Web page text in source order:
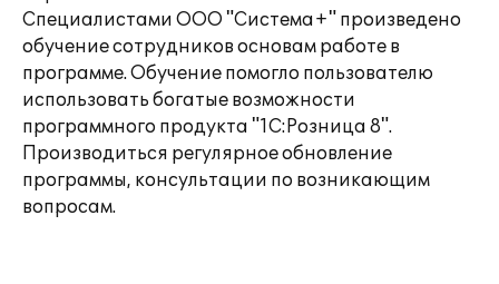
Специалистами ООО "Система+" произведено
обучение сотрудников основам работе в
программе. Обучение помогло пользователю
использовать богатые возможности
программного продукта "1С:Розница 8".
Производиться регулярное обновление
программы, консультации по возникающим
вопросам.